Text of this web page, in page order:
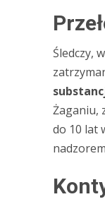
Śledczy,
Żaganiu,
do 10 lat